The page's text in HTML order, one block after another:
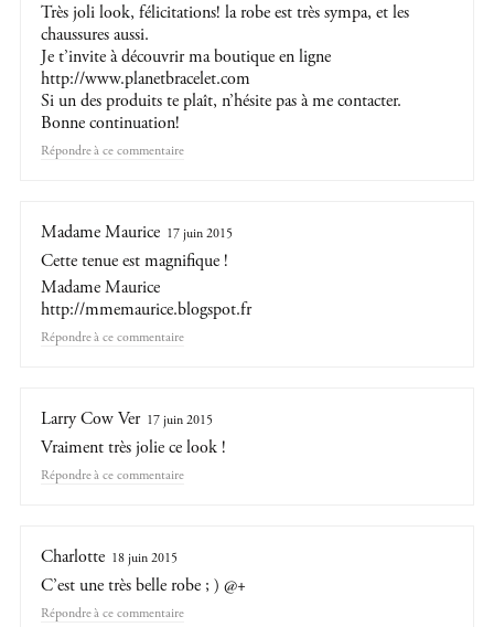
Très joli look, félicitations! la robe est très sympa, et les
chaussures aussi.
Je t’invite à découvrir ma boutique en ligne
http://www.planetbracelet.com
Si un des produits te plaît, n’hésite pas à me contacter.
Bonne continuation!
Répondre
Madame Maurice 17 juin 2015
Cette tenue est magnifique !
Madame Maurice
http://mmemaurice.blogspot.fr
Répondre
Larry Cow Ver 17 juin 2015
Vraiment très jolie ce look !
Répondre
Charlotte 18 juin 2015
C’est une très belle robe ; ) @+
Répondre